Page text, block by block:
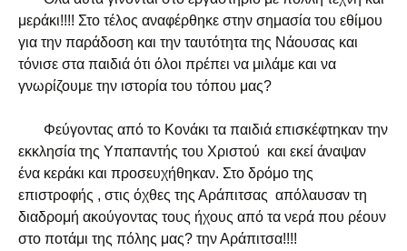
μεράκι!!!! Στο τέλος αναφέρθηκε στην σημασία του εθίμου
για την παράδοση και την ταυτότητα της Νάουσας και
τόνισε στα παιδιά ότι όλοι πρέπει να μιλάμε και να
γνωρίζουμε την ιστορία του τόπου μας?
Φεύγοντας από το Κονάκι τα παιδιά επισκέφτηκαν την
εκκλησία της Υπαπαντής του Χριστού και εκεί άναψαν
ένα κεράκι και προσευχήθηκαν. Στο δρόμο της
επιστροφής , στις όχθες της Αράπιτσας απόλαυσαν τη
διαδρομή ακούγοντας τους ήχους από τα νερά που ρέουν
στο ποτάμι της πόλης μας? την Αράπιτσα!!!!